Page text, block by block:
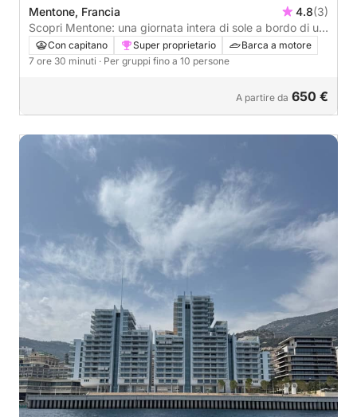
Mentone, Francia 4.8(3)
Scopri Mentone: una giornata intera di sole a bordo di un
motoscafo.
Con capitano Super proprietario
Barca a motore
7 ore 30 minuti · Per gruppi fino a 10 persone
A partire da 650 €